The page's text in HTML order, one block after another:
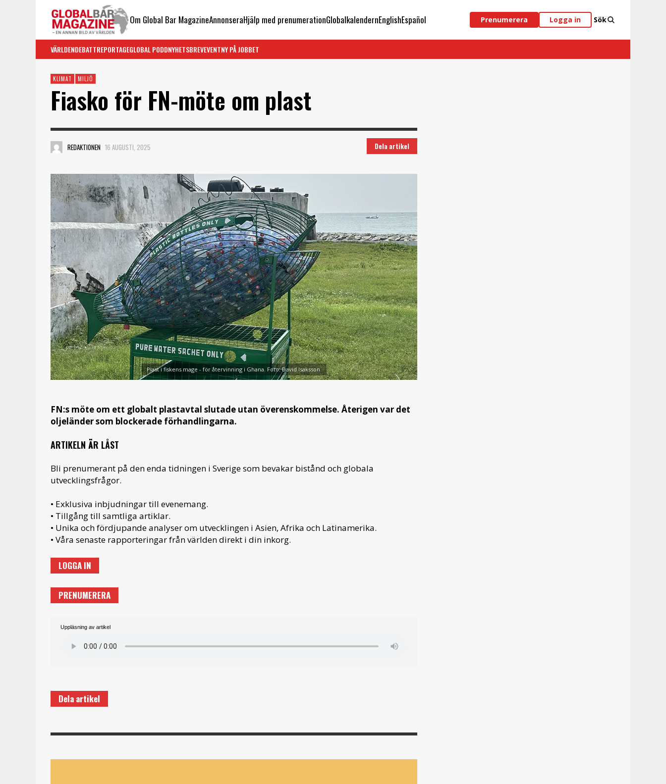
Om Global Bar MagazineAnnonseraHjälp med prenumerationGlobalkalendernEnglishEspañol Prenumerera Logga in Sök
VÄRLDENDEBATTREPORTAGEGLOBAL PODDNYHETSBREVEVENTNY PÅ JOBBET
KLIMAT MILJÖ
Fiasko för FN-möte om plast
REDAKTIONEN 16 AUGUSTI, 2025 Dela artikel
Plast i fiskens mage - för återvinning i Ghana. Foto: David Isaksson.
FN:s möte om ett globalt plastavtal slutade utan överenskommelse. Återigen var det
oljeländer som blockerade förhandlingarna.
ARTIKELN ÄR LÅST
Bli prenumerant på den enda tidningen i Sverige som bevakar bistånd och globala
utvecklingsfrågor.
• Exklusiva inbjudningar till evenemang.
• Tillgång till samtliga artiklar.
• Unika och fördjupande analyser om utvecklingen i Asien, Afrika och Latinamerika.
• Våra senaste rapporteringar från världen direkt i din inkorg.
LOGGA IN
PRENUMERERA
Uppläsning av artikel
Dela artikel